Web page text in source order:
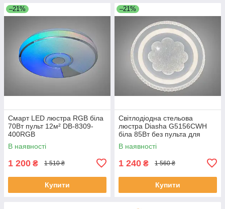
–21%
Смарт LED люстра RGB біла
70Вт пульт 12м² DB-8309-
400RGB
В наявності
1 200 ₴ 1 510 ₴
Купити
–21%
Світлодіодна стельова
люстра Diasha G5156CWH
біла 85Вт без пульта для
вітальні WG5156/C WH
В наявності
1 240 ₴ 1 560 ₴
Купити